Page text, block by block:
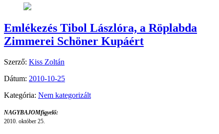
Emlékezés Tibol Lászlóra, a Röplabda
Zimmerei Schöner Kupáért
Szerző: Kiss Zoltán
Dátum: 2010-10-25
Kategória: Nem kategorizált
NAGYBAJOMfigyelő:
2010. október 25.